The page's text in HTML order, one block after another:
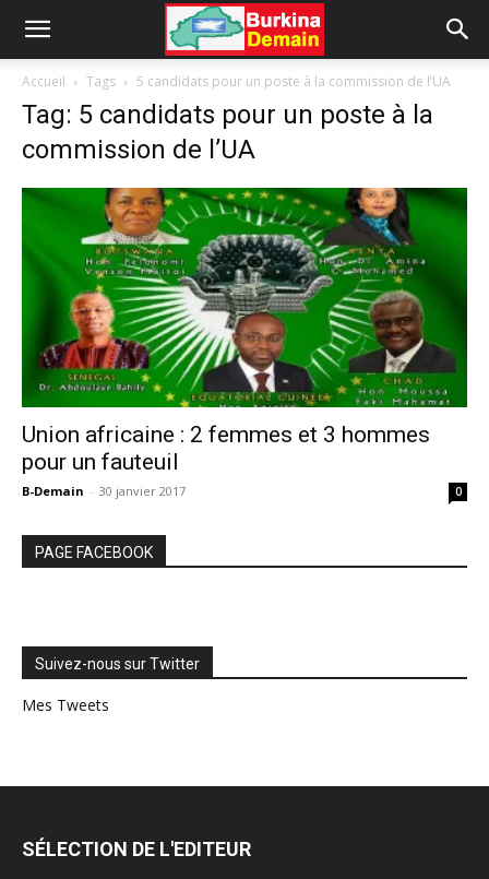
Accueil Tags 5 candidats pour un poste à la commission de l’UA
Tag: 5 candidats pour un poste à la
commission de l’UA
Union africaine : 2 femmes et 3 hommes
pour un fauteuil
B-Demain - 30 janvier 2017 0
PAGE FACEBOOK
Suivez-nous sur Twitter
Mes Tweets
SÉLECTION DE L'EDITEUR